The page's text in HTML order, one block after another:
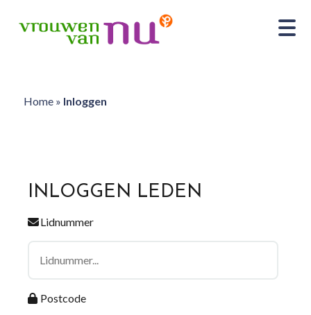
Home» Inloggen
INLOGGEN LEDEN
Lidnummer
Postcode